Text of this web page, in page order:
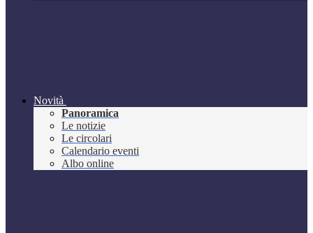
Novità
Panoramica
Le notizie
Le circolari
Calendario eventi
Albo online